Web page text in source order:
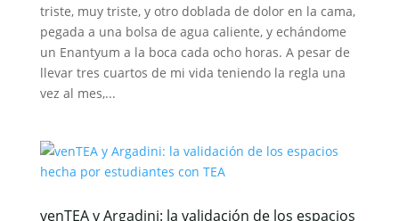
triste, muy triste, y otro doblada de dolor en la cama,
pegada a una bolsa de agua caliente, y echándome
un Enantyum a la boca cada ocho horas. A pesar de
llevar tres cuartos de mi vida teniendo la regla una
vez al mes,...
venTEA y Argadini: la validación de los espacios